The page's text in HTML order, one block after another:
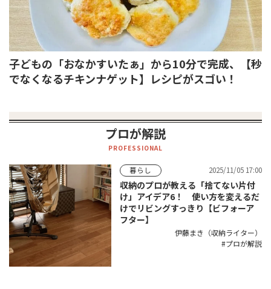
子どもの「おなかすいたぁ」から10分で完成、【秒
でなくなるチキンナゲット】レシピがスゴい！
プロが解説
PROFESSIONAL
暮らし 2025/11/05 17:00
収納のプロが教える「捨てない片付
け」アイデア6！ 使い方を変えるだ
けでリビングすっきり【ビフォーア
フター】
伊藤まき（収納ライター）
プロが解説